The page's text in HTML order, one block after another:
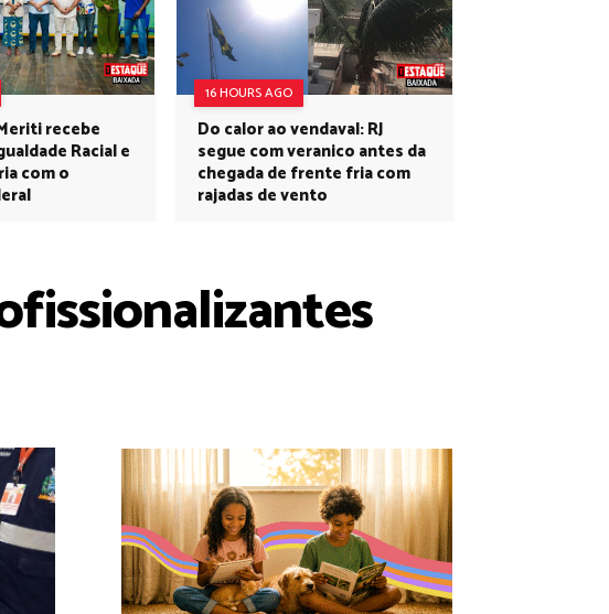
recebe
Racial e
com o
16 HOURS AGO
Do calor ao vendaval: RJ
segue com veranico antes da
chegada de frente fria com
rajadas de vento